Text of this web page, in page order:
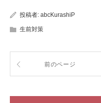
投稿者: abcKurashiP
生前対策
前のページ